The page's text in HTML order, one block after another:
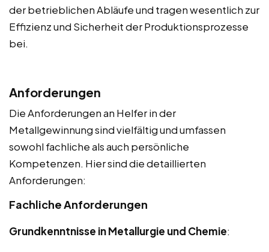
der betrieblichen Abläufe und tragen wesentlich zur
Effizienz und Sicherheit der Produktionsprozesse
bei.
Anforderungen
Die Anforderungen an Helfer in der
Metallgewinnung sind vielfältig und umfassen
sowohl fachliche als auch persönliche
Kompetenzen. Hier sind die detaillierten
Anforderungen:
Fachliche Anforderungen
Grundkenntnisse in Metallurgie und Chemie: